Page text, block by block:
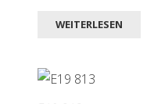
WEITERLESEN